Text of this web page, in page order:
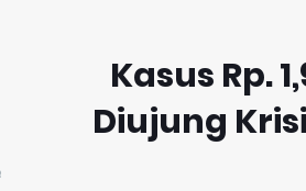
Kasus Rp.
Diujung